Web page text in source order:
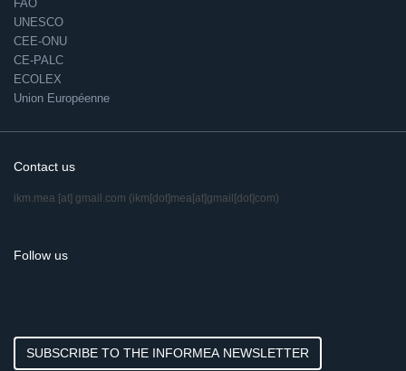
FAO
UNESCO
CEE-ONU
CE-PALC
ECOLEX
Union Européenne
Contact us
ikm.mea [at] gmail.com (ikm[dot]mea[at]gmail[dot]com)
Follow us
SUBSCRIBE TO THE INFORMEA NEWSLETTER